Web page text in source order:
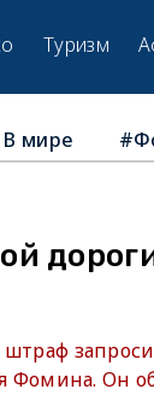
Туризм
В мире
Фомина. Он